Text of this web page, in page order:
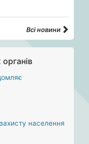
Всі новини
населення